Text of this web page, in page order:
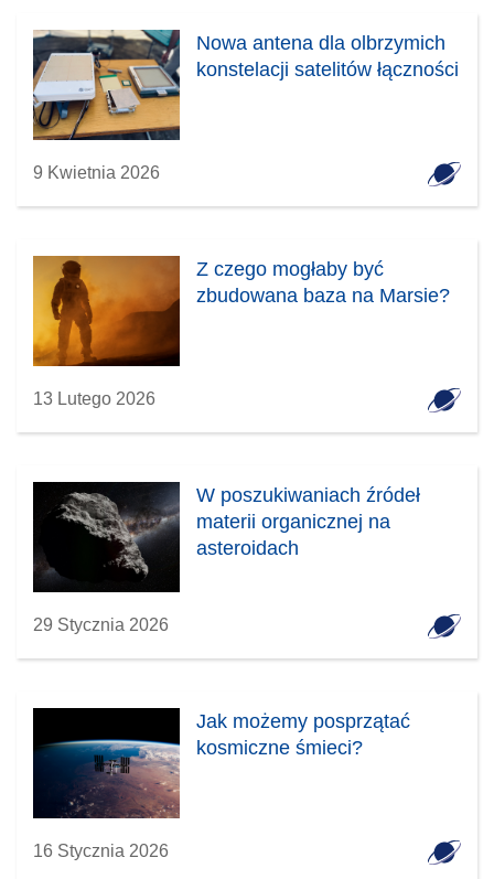
Nowa antena dla olbrzymich
konstelacji satelitów łączności
9 Kwietnia 2026
Z czego mogłaby być
zbudowana baza na Marsie?
13 Lutego 2026
W poszukiwaniach źródeł
materii organicznej na
asteroidach
29 Stycznia 2026
Jak możemy posprzątać
kosmiczne śmieci?
16 Stycznia 2026